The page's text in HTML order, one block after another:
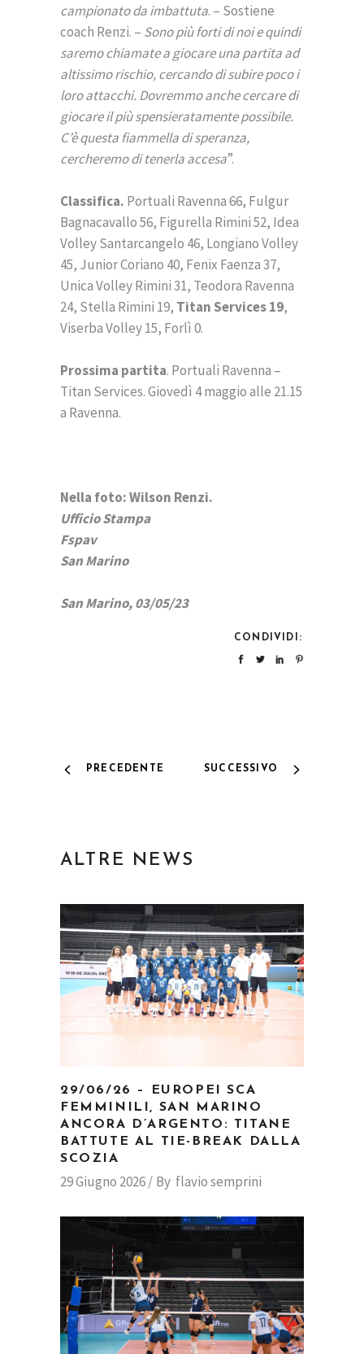
campionato da imbattuta. – Sostiene
coach Renzi. – Sono più forti di noi e quindi
saremo chiamate a giocare una partita ad
altissimo rischio, cercando di subire poco i
loro attacchi. Dovremmo anche cercare di
giocare il più spensieratamente possibile.
C’è questa fiammella di speranza,
cercheremo di tenerla accesa”.
Classifica. Portuali Ravenna 66, Fulgur
Bagnacavallo 56, Figurella Rimini 52, Idea
Volley Santarcangelo 46, Longiano Volley
45, Junior Coriano 40, Fenix Faenza 37,
Unica Volley Rimini 31, Teodora Ravenna
24, Stella Rimini 19, Titan Services19,
Viserba Volley 15, Forlì 0.
Prossima partita. Portuali Ravenna –
Titan Services. Giovedì 4 maggio alle 21.15
a Ravenna.
Nella foto: Wilson Renzi.
Ufficio Stampa
Fspav
San Marino
San Marino, 03/05/23
CONDIVIDI:
PRECEDENTE SUCCESSIVO
ALTRE NEWS
29/06/26 – EUROPEI SCA
FEMMINILI, SAN MARINO
ANCORA D’ARGENTO: TITANE
BATTUTE AL TIE-BREAK DALLA
SCOZIA
29 Giugno 2026 By flavio semprini